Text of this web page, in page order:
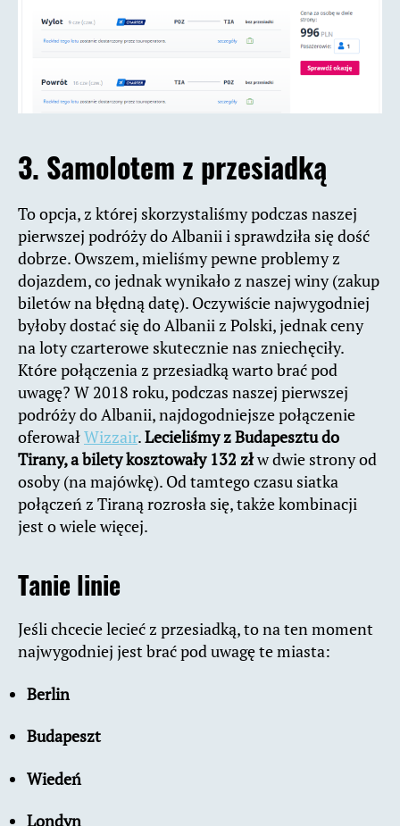
3. Samolotem z przesiadką
To opcja, z której skorzystaliśmy podczas naszej
pierwszej podróży do Albanii i sprawdziła się dość
dobrze. Owszem, mieliśmy pewne problemy z
dojazdem, co jednak wynikało z naszej winy (zakup
biletów na błędną datę). Oczywiście najwygodniej
byłoby dostać się do Albanii z Polski, jednak ceny
na loty czarterowe skutecznie nas zniechęciły.
Które połączenia z przesiadką warto brać pod
uwagę? W 2018 roku, podczas naszej pierwszej
podróży do Albanii, najdogodniejsze połączenie
oferowałWizzair.Lecieliśmy z Budapesztu do
Tirany, a bilety kosztowały 132 złw dwie strony od
osoby (na majówkę). Od tamtego czasu siatka
połączeń z Tiraną rozrosła się, także kombinacji
jest o wiele więcej.
Tanie linie
Jeśli chcecie lecieć z przesiadką, to na ten moment
najwygodniej jest brać pod uwagę te miasta:
Berlin
Budapeszt
Wiedeń
Londyn